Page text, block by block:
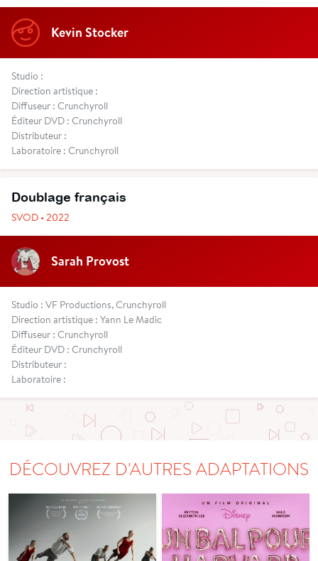
Kevin Stocker
Studio :
Direction artistique :
Diffuseur : Crunchyroll
Éditeur DVD : Crunchyroll
Distributeur :
Laboratoire : Crunchyroll
Doublage français
SVOD • 2022
Sarah Provost
Studio : VF Productions, Crunchyroll
Direction artistique : Yann Le Madic
Diffuseur : Crunchyroll
Éditeur DVD : Crunchyroll
Distributeur :
Laboratoire :
DÉCOUVREZ D'AUTRES ADAPTATIONS